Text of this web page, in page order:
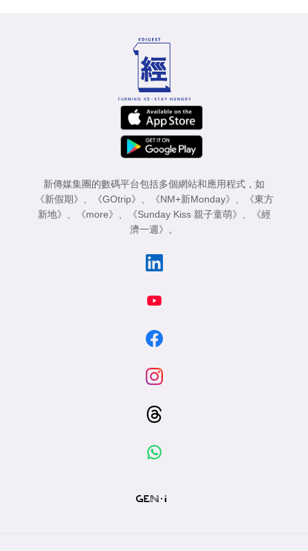
新傳媒集團的數碼平台包括多個網站和應用程式，如
《新假期》 、 《GOtrip》 、 《NM+新Monday》 、
《東方
新地》 、 《more》 、 《Sunday Kiss 親子童萌》 、
《經
濟一週》 。